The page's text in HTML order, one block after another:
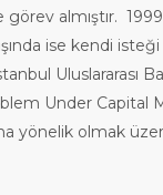
almıştır.
ise kendi
Uluslararası
Under
yönelik olmak